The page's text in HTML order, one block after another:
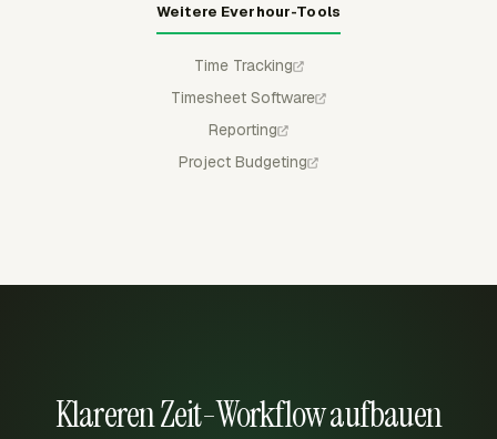
Weitere Everhour-Tools
Time Tracking
Timesheet Software
Reporting
Project Budgeting
Klareren Zeit-Workflow aufbauen